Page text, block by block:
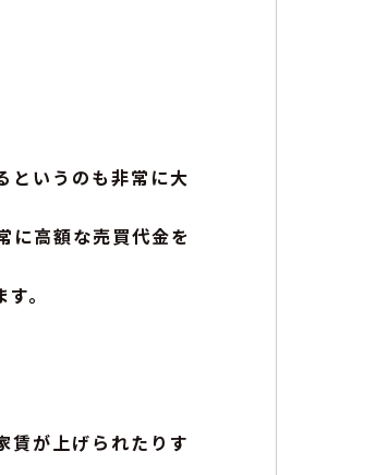
というのも非常に大
に高額な売買代金を
。
賃が上げられたりす